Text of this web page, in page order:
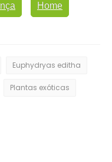
Home
Euphydryas editha
Plantas exóticas